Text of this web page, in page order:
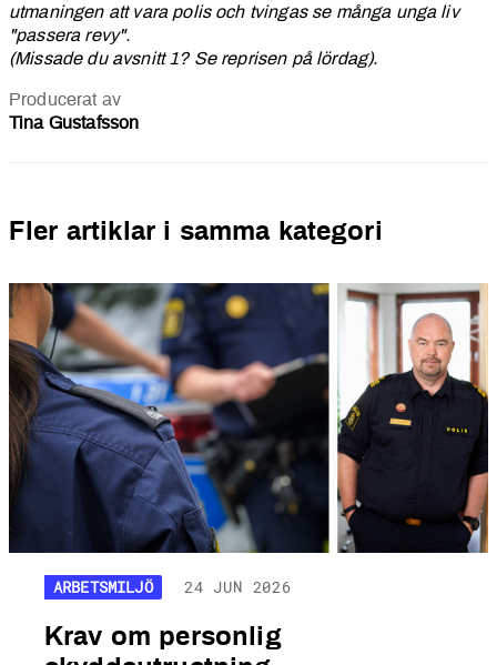
utmaningen att vara polis och tvingas se många unga liv
"passera revy".
(Missade du avsnitt 1? Se reprisen på lördag).
Producerat av
Tina Gustafsson
Fler artiklar i samma kategori
ARBETSMILJÖ 24 JUN 2026
Krav om personlig